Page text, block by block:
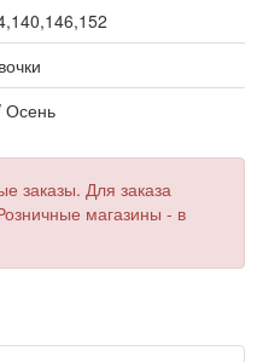
Осень
заказы. Для заказа
магазины - в